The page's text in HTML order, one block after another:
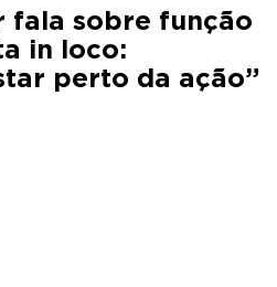
fala sobre função
in loco:
perto da ação”